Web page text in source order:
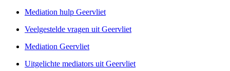
Mediation hulp Geervliet
Veelgestelde vragen uit Geervliet
Mediation Geervliet
Uitgelichte mediators uit Geervliet